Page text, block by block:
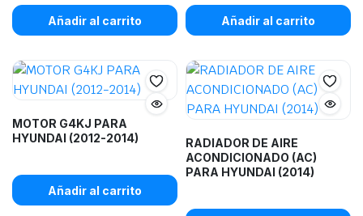
Añadir al carrito Añadir al carrito
MOTOR G4KJ PARA
HYUNDAI (2012-2014)
Añadir al carrito
RADIADOR DE AIRE
ACONDICIONADO (AC)
PARA HYUNDAI (2014)